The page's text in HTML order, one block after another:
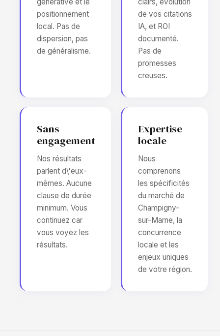
positionnement
local. Pas de
dispersion, pas
de généralisme.
de vos citations
IA, et ROI
documenté.
Pas de
promesses
creuses.
Sans
engagement
Nos résultats
parlent d\'eux-
mêmes. Aucune
clause de durée
minimum. Vous
continuez car
vous voyez les
résultats.
Expertise
locale
Nous
comprenons
les spécificités
du marché de
Champigny-
sur-Marne, la
concurrence
locale et les
enjeux uniques
de votre région.